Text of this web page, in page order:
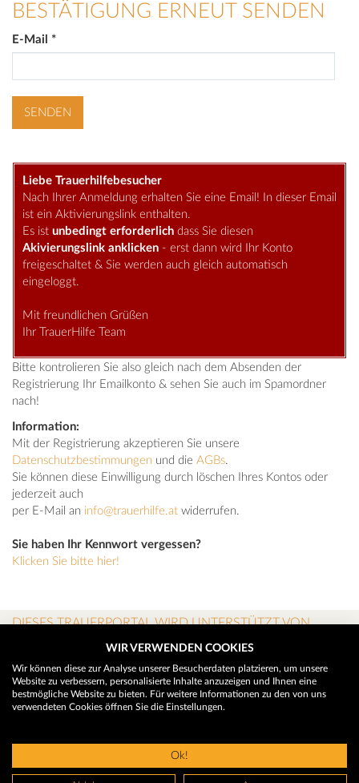
BESTÄTIGUNG ERNEUT SENDEN
E-Mail *
Liebe Trauerhilfebesucher
Nach Ihrer Anmeldung erhalten Sie eine Email! In dieser Email
ist ein Aktivierungslink enthalten.
Es ist unbedingt erforderlich dass Sie diesen
Akivierungslink anklicken - erst dann wird Ihr Konto
freigeschaltet & Sie werden auch gleich automatisch
eingeloggt.
Mit freundlichen Grüßen
Ihr TrauerHilfe Team
Bitte kontrolieren Sie also gleich nach dem Absenden der
Registrierung Ihr Emailkonto & sehen Sie auch im Spamordner
nach!
Information:
Mit der Registrierung akzeptieren Sie unsere
Datenschutzbestimmungen und die AGBs.
Sie können diese Einwilligung durch löschen Ihres Kontos oder
jederzeit auch
per E-Mail an info@trauerhilfe.at widerrufen.
Sie haben Ihr Kennwort vergessen?
Klicken Sie bitte hier!
DIESES TRAUERPORTAL WIRD UNTERSTÜTZT VON
WIR VERWENDEN COOKIES
Wir können diese zur Analyse unserer Besucherdaten platzieren, um unsere
Website zu verbessern, personalisierte Inhalte anzuzeigen und Ihnen eine
bestmögliche Website zu bieten. Für weitere Informationen zu den von uns
verwendeten Cookies öffnen Sie die Einstellungen.
Ok!